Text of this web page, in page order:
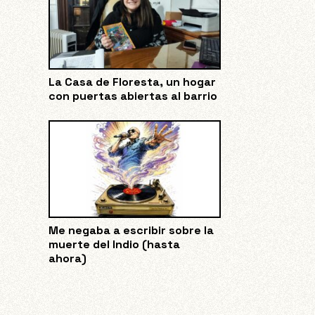
La Casa de Floresta, un hogar
con puertas abiertas al barrio
Me negaba a escribir sobre la
muerte del Indio (hasta
ahora)